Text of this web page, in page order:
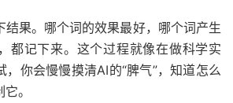
结果。哪个词的效果最好，哪个词产生
都记下来。这个过程就像在做科学实
，你会慢慢摸清AI的“脾气”，知道怎么
。